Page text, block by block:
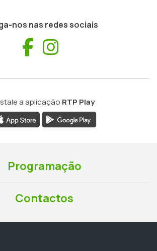
nos nas redes sociais
Facebook
a aplicação RTP Play
Programação
Contactos